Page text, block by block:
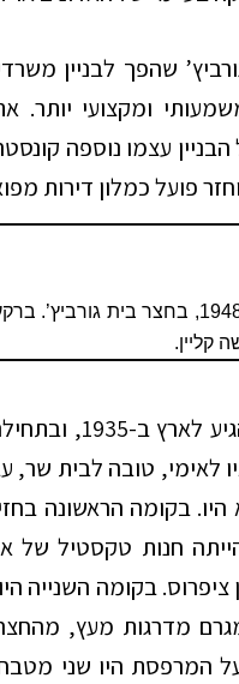
גורביץ’ שהפך לבניין
החל שחזור משמעותי ומקצועי
עצמו נוספה
פועל כמלון דירות
טובה ויוסף קליין וילדיהם משה ויהודית, בשנת
קליין.
עדותו של משה קליין:
בקומה הראשונה
חנות טקסטיל של
בקומה השנייה
מדרגות מעץ,
המרפסת היו שני